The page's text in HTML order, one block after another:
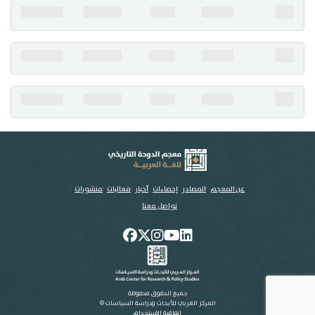
عن المعجم المصادر إحصاءات أخبار فعاليات منشورات
تواصل معنا
جميع الحقوق محفوظة
المركز العربي للأبحاث ودراسة السياسات ©